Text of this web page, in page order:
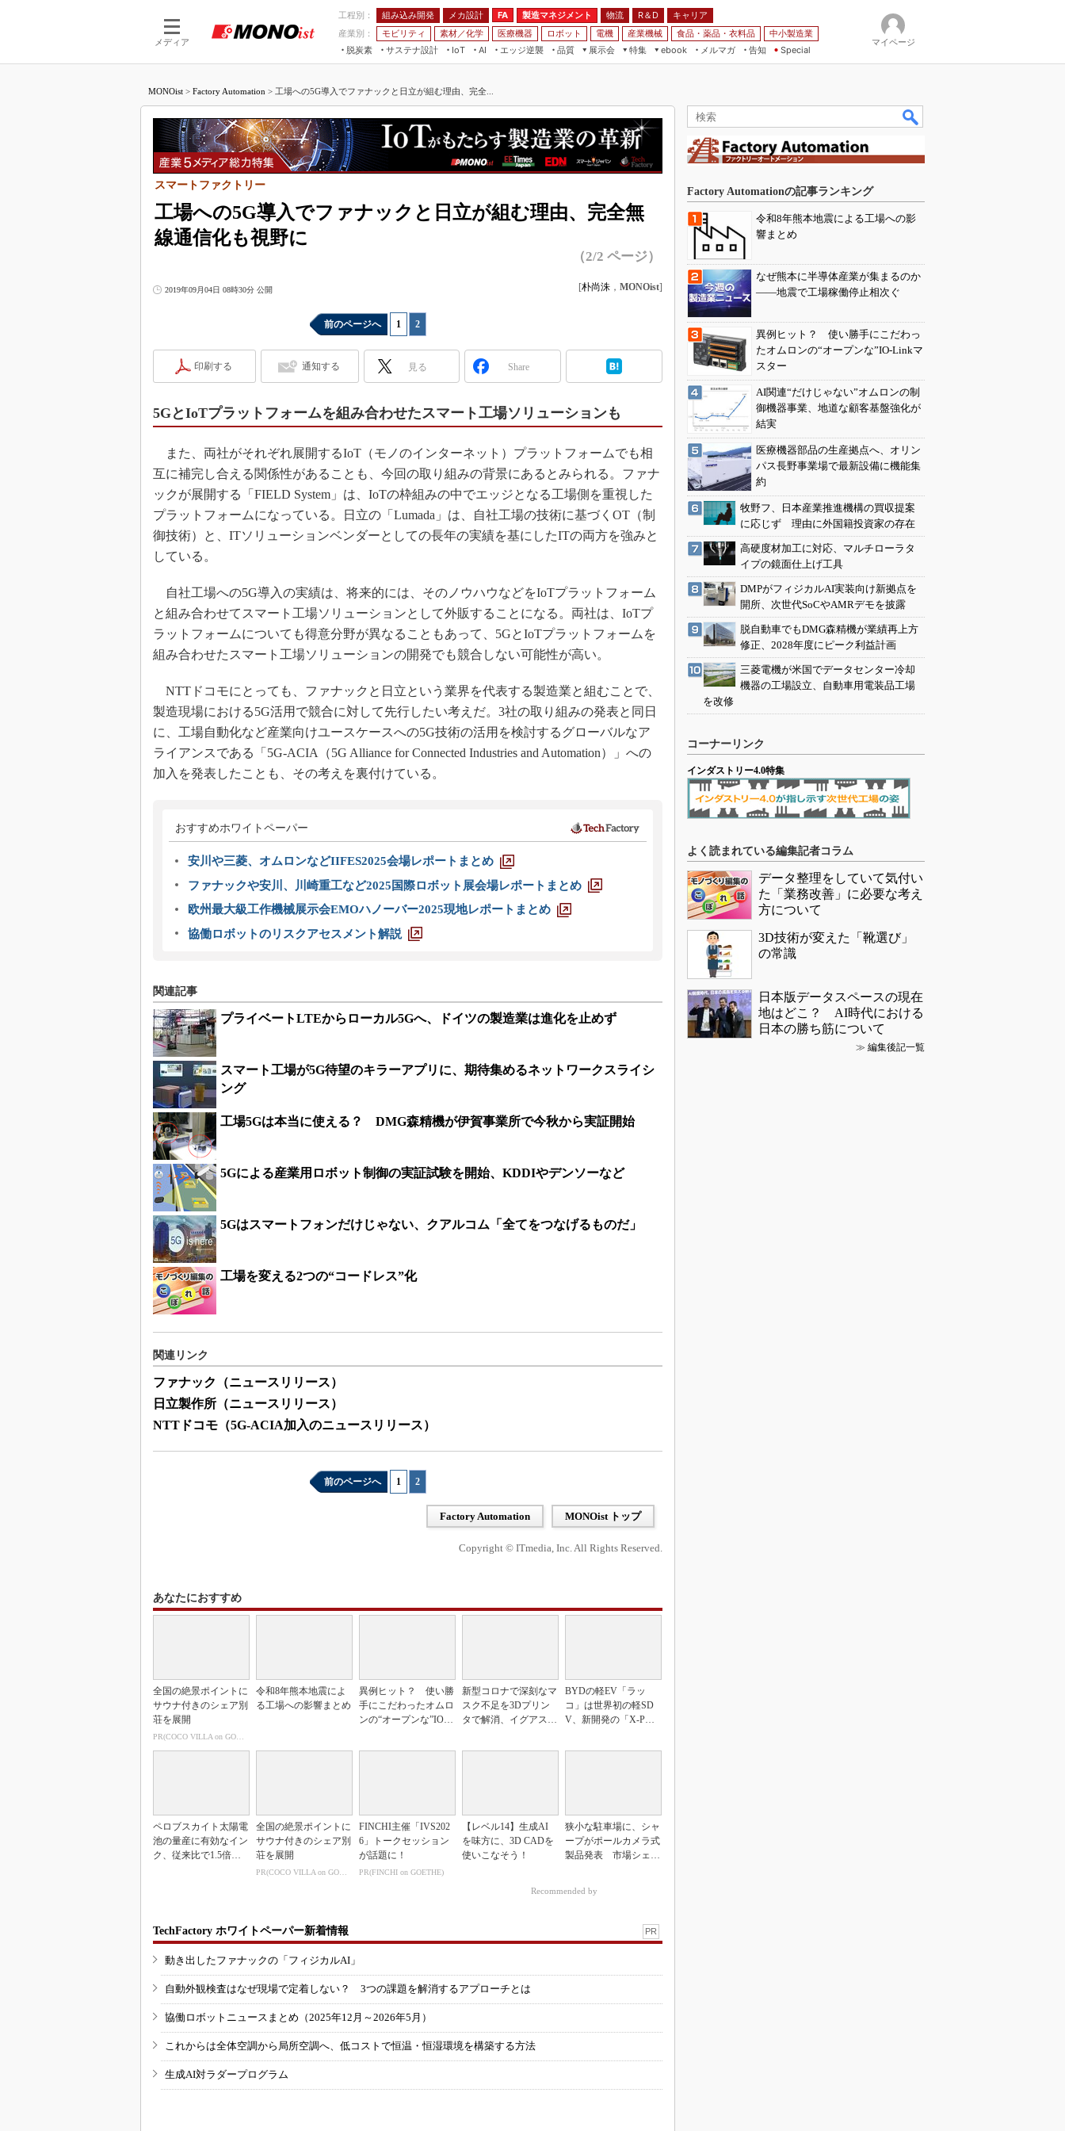
メディア
工程別： 組み込み開発 メカ設計 FA 製造マネジメント 物流 R＆D
キャリア
産業別：
モビリティ 素材／化学 医療機器 ロボット 電機 産業機械 食品・薬品・衣料品
中小製造業
脱炭素
サステナ設計
IoT
つながる工場
つながるサービス
AI
AI×設備保全
Physical AI
エッジ逆襲 品質
展示会
JIMTOF
組込み/エッジ コンピューティング
展＆IoT/5Gソリューション展
IIFES
国際ロボット展
ジャパンモビリティショー
TECHNO-FRONTIER
産業オープンネット展
特集
つながるクルマ
5G
VR／AR
フィールドサービス
組み込み画像技術
3Dプリンタ
デジタルツインとCAE
S＆OP
イノベーション
製造業ビッグデータ
メイドインジャパン
植物工場
グローバル設計・開発
制御セキュリティ
新型コロナへの対応
ebook
製造マネジメント
FA
モビリティ
メルマガ
告知 Special
マイページ
MONOist > Factory Automation > 工場への5G導入でファナックと日立が組む理由、完全...
工場への5G導入でファナックと日立が組む理由、完全無
線通信化も視野に
スマートファクトリー
（2/2 ページ）
2019年09月04日 08時30分 公開 [朴尚洙 ， MONOist]
前のページへ 1 2
印刷する 通知する 見る Share
5GとIoTプラットフォームを組み合わせたスマート工場ソリューションも
また、両社がそれぞれ展開するIoT（モノのインターネット）プラットフォームでも相
互に補完し合える関係性があることも、今回の取り組みの背景にあるとみられる。ファナ
ックが展開する「FIELD System」は、IoTの枠組みの中でエッジとなる工場側を重視した
プラットフォームになっている。日立の「Lumada」は、自社工場の技術に基づくOT（制
御技術）と、ITソリューションベンダーとしての長年の実績を基にしたITの両方を強みと
している。
自社工場への5G導入の実績は、将来的には、そのノウハウなどをIoTプラットフォーム
と組み合わせてスマート工場ソリューションとして外販することになる。両社は、IoTプ
ラットフォームについても得意分野が異なることもあって、5GとIoTプラットフォームを
組み合わせたスマート工場ソリューションの開発でも競合しない可能性が高い。
NTTドコモにとっても、ファナックと日立という業界を代表する製造業と組むことで、
製造現場における5G活用で競合に対して先行したい考えだ。3社の取り組みの発表と同日
に、工場自動化など産業向けユースケースへの5G技術の活用を検討するグローバルなア
ライアンスである「5G-ACIA（5G Alliance for Connected Industries and Automation）」への
加入を発表したことも、その考えを裏付けている。
おすすめホワイトペーパー
安川や三菱、オムロンなどIIFES2025会場レポートまとめ
ファナックや安川、川崎重工など2025国際ロボット展会場レポートまとめ
欧州最大級工作機械展示会EMOハノーバー2025現地レポートまとめ
協働ロボットのリスクアセスメント解説
関連記事
プライベートLTEからローカル5Gへ、ドイツの製造業は進化を止めず
スマート工場が5G待望のキラーアプリに、期待集めるネットワークスライシ
ング
工場5Gは本当に使える？ DMG森精機が伊賀事業所で今秋から実証開始
5Gによる産業用ロボット制御の実証試験を開始、KDDIやデンソーなど
5Gはスマートフォンだけじゃない、クアルコム「全てをつなげるものだ」
工場を変える2つの“コードレス”化
関連リンク
ファナック（ニュースリリース）
日立製作所（ニュースリリース）
NTTドコモ（5G-ACIA加入のニュースリリース）
前のページへ 1 2
Factory Automation MONOist トップ
Copyright © ITmedia, Inc. All Rights Reserved.
あなたにおすすめ
全国の絶景ポイントに
サウナ付きのシェア別
荘を展開
PR(COCO VILLA on GOETHE)
令和8年熊本地震によ
る工場への影響まとめ
異例ヒット？ 使い勝
手にこだわったオムロ
ンの“オープンな”IO-L
新型コロナで深刻なマ
スク不足を3Dプリン
タで解消、イグアスが
BYDの軽EV「ラッ
コ」は世界初の軽SD
V、新開発の「X-PAC
ペロブスカイト太陽電
池の量産に有効なイン
ク、従来比で1.5倍の
全国の絶景ポイントに
サウナ付きのシェア別
荘を展開
PR(COCO VILLA on GOETHE)
FINCHI主催「IVS202
6」トークセッション
が話題に！
PR(FINCHI on GOETHE)
【レベル14】生成AI
を味方に、3D CADを
使いこなそう！
狭小な駐車場に、シャ
ープがポールカメラ式
製品発表 市場シェア
Recommended by
TechFactory ホワイトペーパー新着情報 PR
動き出したファナックの「フィジカルAI」
自動外観検査はなぜ現場で定着しない？ 3つの課題を解消するアプローチとは
協働ロボットニュースまとめ（2025年12月～2026年5月）
これからは全体空調から局所空調へ、低コストで恒温・恒湿環境を構築する方法
生成AI対ラダープログラム
Factory Automationの記事ランキング
令和8年熊本地震による工場への影
響まとめ
なぜ熊本に半導体産業が集まるのか
――地震で工場稼働停止相次ぐ
異例ヒット？ 使い勝手にこだわっ
たオムロンの“オープンな”IO-Linkマ
スター
AI関連“だけじゃない”オムロンの制
御機器事業、地道な顧客基盤強化が
結実
医療機器部品の生産拠点へ、オリン
パス長野事業場で最新設備に機能集
約
牧野フ、日本産業推進機構の買収提案
に応じず 理由に外国籍投資家の存在
高硬度材加工に対応、マルチローラタ
イプの鏡面仕上げ工具
DMPがフィジカルAI実装向け新拠点を
開所、次世代SoCやAMRデモを披露
脱自動車でもDMG森精機が業績再上方
修正、2028年度にピーク利益計画
三菱電機が米国でデータセンター冷却
機器の工場設立、自動車用電装品工場
を改修
コーナーリンク
インダストリー4.0特集
よく読まれている編集記者コラム
データ整理をしていて気付い
た「業務改善」に必要な考え
方について
3D技術が変えた「靴選び」
の常識
日本版データスペースの現在
地はどこ？ AI時代における
日本の勝ち筋について
≫ 編集後記一覧